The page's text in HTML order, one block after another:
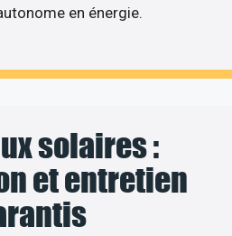
en énergie.
solaires :
et entretien